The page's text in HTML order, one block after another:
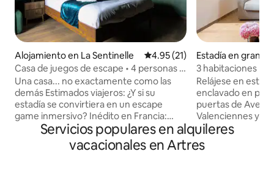
Alojamiento en La Sentinelle Calificación promedio: 4.95 de
4.95 (21)
Casa de juegos de escape • 4 personas •
Valenciennes/Lille
Una casa... no exactamente como las
demás Estimados viajeros: ¿Y si su
estadía se convirtiera en un escape
game inmersivo? Inédito en Francia:
casa de 86 m² con escape room, nivel
principiante a intermedio. Juego
opcional, recomendado... con un
Estadía en granja
es
3 habitaciones
Relájese en este
enclavado en
puertas de
Valenciennes y
un huerto de
antiguas, LA
ofrece
Servicios populares en alquileres
vacacionales en Artres